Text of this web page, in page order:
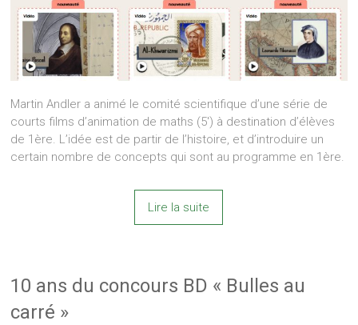
Martin Andler a animé le comité scientifique d’une série de
courts films d’animation de maths (5′) à destination d’élèves
de 1ère. L’idée est de partir de l’histoire, et d’introduire un
certain nombre de concepts qui sont au programme en 1ère.
Lire la suite
10 ans du concours BD « Bulles au
carré »